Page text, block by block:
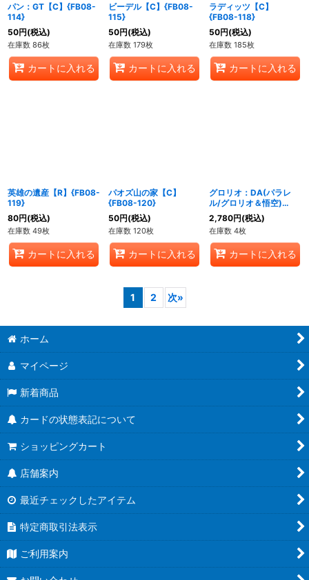
パン：GT【C】{FB08-
114}
50円(税込)
在庫数 86枚
カートに入れる
ビーデル【C】{FB08-
115}
50円(税込)
在庫数 179枚
カートに入れる
ラディッツ【C】
{FB08-118}
50円(税込)
在庫数 185枚
カートに入れる
英雄の遺産【R】{FB08-
119}
80円(税込)
在庫数 49枚
カートに入れる
パオズ山の家【C】
{FB08-120}
50円(税込)
在庫数 120枚
カートに入れる
グロリオ：DA(パラレ
ル/グロリオ＆悟空)
【R☆】{FB04-
105[FB08]}
2,780円(税込)
在庫数 4枚
カートに入れる
1 2 次»
ホーム
マイページ
新着商品
カードの状態表記について
ショッピングカート
店舗案内
最近チェックしたアイテム
特定商取引法表示
ご利用案内